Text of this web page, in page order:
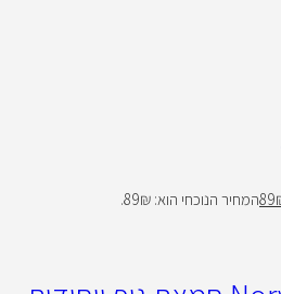
89המחיר הנוכחי הוא: 89₪.